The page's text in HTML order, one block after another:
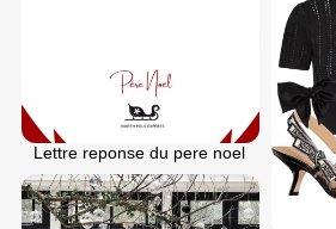
Lettre reponse du pere noel